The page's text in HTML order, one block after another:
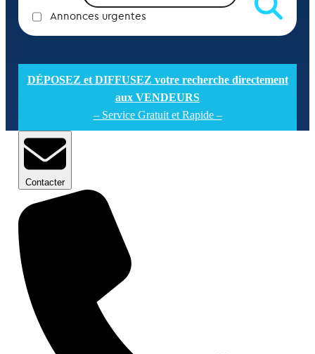
Annonces urgentes
DÉPOSEZ et DIFFUSEZ votre recherche directement
aux VENDEURS
– Service Gratuit et Rapide –
Contacter